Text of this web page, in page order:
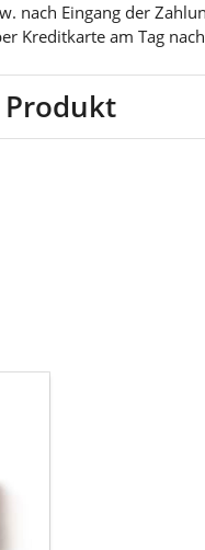
nach Eingang der
Kreditkarte am Tag